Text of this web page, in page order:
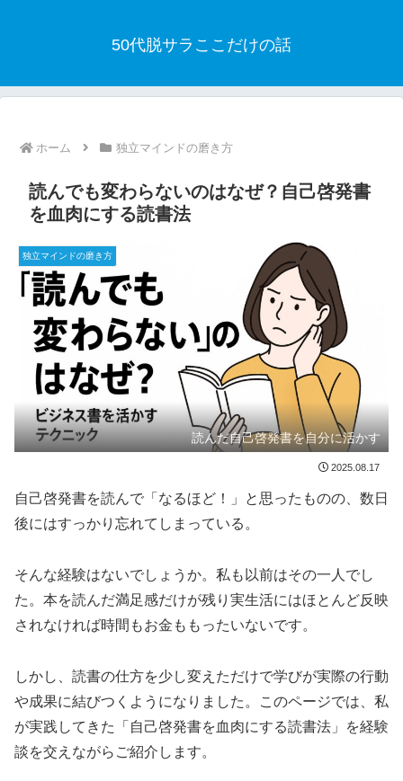
50代脱サラここだけの話
ホーム 独立マインドの磨き方
読んでも変わらないのはなぜ？自己啓発書
を血肉にする読書法
独立マインドの磨き方
読んだ自己啓発書を自分に活かす
2025.08.17
自己啓発書を読んで「なるほど！」と思ったものの、数日
後にはすっかり忘れてしまっている。
そんな経験はないでしょうか。私も以前はその一人でし
た。本を読んだ満足感だけが残り実生活にはほとんど反映
されなければ時間もお金ももったいないです。
しかし、読書の仕方を少し変えただけで学びが実際の行動
や成果に結びつくようになりました。このページでは、私
が実践してきた「自己啓発書を血肉にする読書法」を経験
談を交えながらご紹介します。